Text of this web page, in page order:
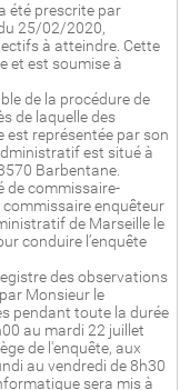
été prescrite par
25/02/2020,
à atteindre. Cette
et est soumise à
de la procédure de
de laquelle des
est représentée par son
est situé à
Barbentane.
de commissaire-
enquêteur
de Marseille le
conduire l’enquête
des observations
Monsieur le
pendant toute la durée
au mardi 22 juillet
de l'enquête, aux
au vendredi de 8h30
sera mis à